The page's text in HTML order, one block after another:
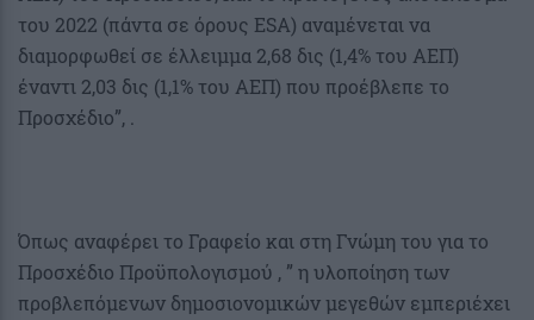
του 2022 (πάντα σε όρους ESA) αναμένεται να
διαμορφωθεί σε έλλειμμα 2,68 δις (1,4% του ΑΕΠ)
έναντι 2,03 δις (1,1% του ΑΕΠ) που προέβλεπε το
Προσχέδιο”, .
Όπως αναφέρει το Γραφείο και στη Γνώμη του για το
Προσχέδιο Προϋπολογισμού , ” η υλοποίηση των
προβλεπόμενων δημοσιονομικών μεγεθών εμπεριέχει